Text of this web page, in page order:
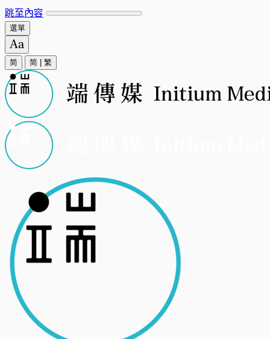
跳至內容
選單
简 简 繁